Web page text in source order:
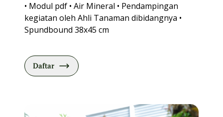
• Modul pdf • Air Mineral • Pendampingan
kegiatan oleh Ahli Tanaman dibidangnya •
Spundbound 38x45 cm
Daftar